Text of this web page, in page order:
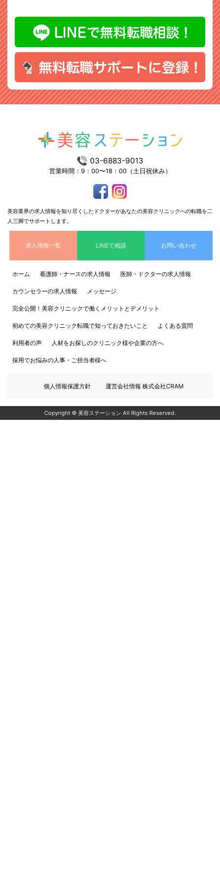
03-6883-9013
営業時間：9：00〜18：00（土日祝休み）
美容業界の求人情報を知り尽くしたドクターがあなたの美容クリニックへの転職を二
人三脚でサポートします。
求人情報一覧 LINEで相談 お問い合わせ
ホーム 看護師・ナースの求人情報 医師・ドクターの求人情報
カウンセラーの求人情報 メッセージ
完全公開！美容クリニックで働くメリットとデメリット
初めての美容クリニック転職で知っておきたいこと よくある質問
利用者の声 人材をお探しのクリニック様や企業の方へ
採用でお悩みの人事・ご担当者様へ
個人情報保護方針 運営会社情報 株式会社CRAM
Copyright © 美容ステーション All Rights Reserved.